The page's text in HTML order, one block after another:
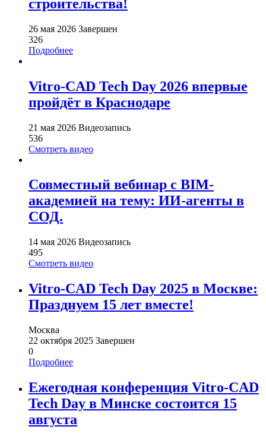
строительства!
26 мая 2026 Завершен
326
Подробнее
Vitro-CAD Tech Day 2026 впервые
пройдёт в Краснодаре
21 мая 2026 Видеозапись
536
Смотреть видео
Совместный вебинар с BIM-
академией на тему: ИИ-агенты в
СОД.
14 мая 2026 Видеозапись
495
Смотреть видео
Vitro-CAD Tech Day 2025 в Москве:
Празднуем 15 лет вместе!
Москва
22 октября 2025 Завершен
0
Подробнее
Ежегодная конференция Vitro-CAD
Tech Day в Минске состоится 15
августа